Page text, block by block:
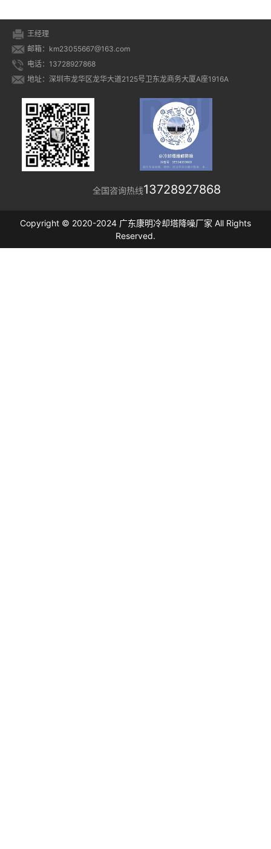
王经理
邮箱：km23055667@163.com
电话：13728927868
地址：深圳市龙华区龙华大道2125号卫东龙商务大厦A座1916A
全国咨询热线13728927868
Copyright © 2020-2024 广东康明冷却塔降噪厂家 All Rights
Reserved.